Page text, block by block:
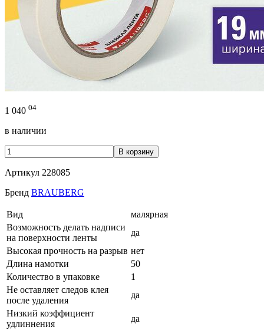
1 040 04
в наличии
В корзину
Артикул 228085
Бренд BRAUBERG
Вид
малярная
Возможность делать надписи
на поверхности ленты
да
Высокая прочность на разрыв нет
Длина намотки
50
Количество в упаковке
1
Не оставляет следов клея
после удаления
да
Низкий коэффициент
удлиннения
да